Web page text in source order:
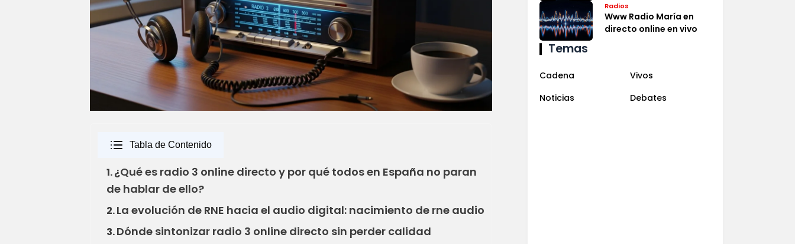
Tabla de Contenido
1.¿Qué es radio 3 online directo y por qué todos en España no paran
de hablar de ello?
2.La evolución de RNE hacia el audio digital: nacimiento de rne audio
3.Dónde sintonizar radio 3 online directo sin perder calidad
Radios
Www Radio María en
directo online en vivo
Temas
Cadena
Vivos
Noticias
Debates